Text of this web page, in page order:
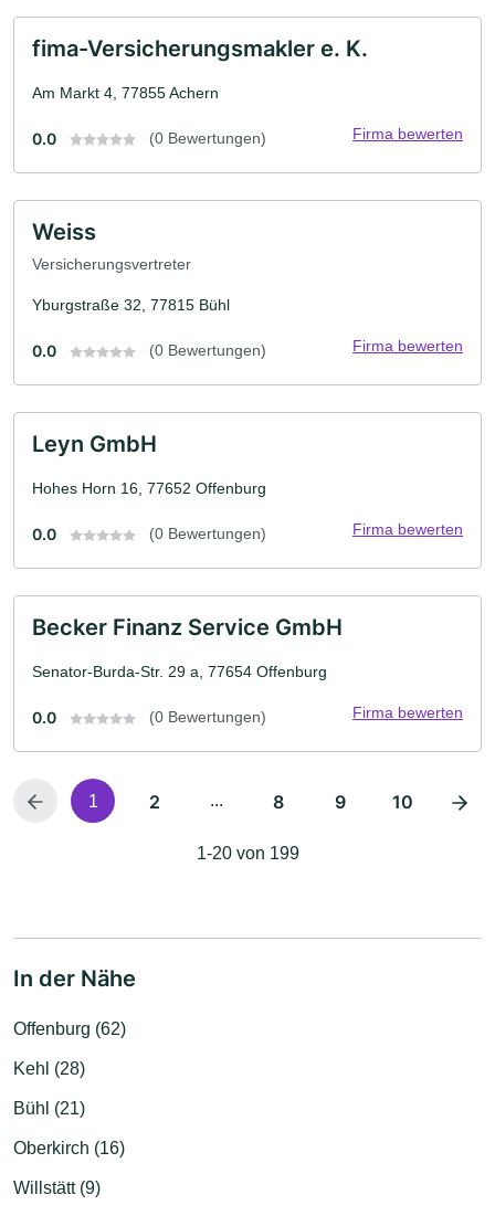
fima-Versicherungsmakler e. K.
Am Markt 4, 77855 Achern
0.0 (0 Bewertungen) Firma bewerten
Weiss
Versicherungsvertreter
Yburgstraße 32, 77815 Bühl
0.0 (0 Bewertungen) Firma bewerten
Leyn GmbH
Hohes Horn 16, 77652 Offenburg
0.0 (0 Bewertungen) Firma bewerten
Becker Finanz Service GmbH
Senator-Burda-Str. 29 a, 77654 Offenburg
0.0 (0 Bewertungen) Firma bewerten
1 2 ... 8 9 10
1-20 von 199
In der Nähe
Offenburg (62)
Kehl (28)
Bühl (21)
Oberkirch (16)
Willstätt (9)